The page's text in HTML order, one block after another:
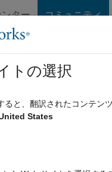
ター コミュニティ
閲覧 MATLAB に関す
ア​ニメーショ
トの選択
ると、翻訳されたコンテン
States